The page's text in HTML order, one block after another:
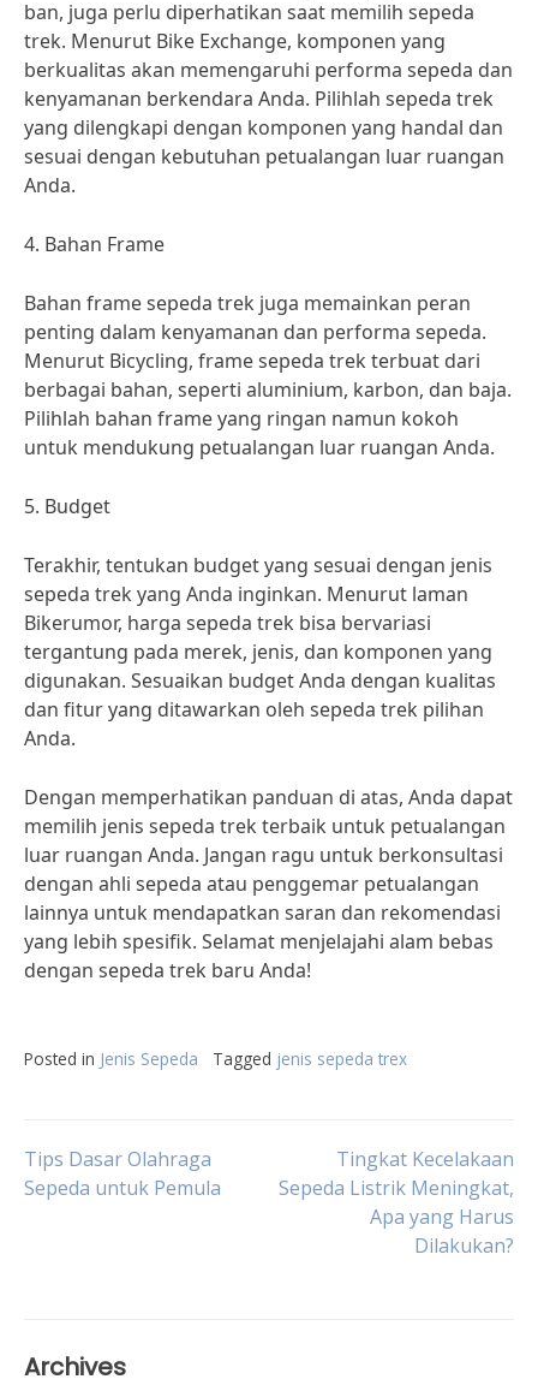
ban, juga perlu diperhatikan saat memilih sepeda
trek. Menurut Bike Exchange, komponen yang
berkualitas akan memengaruhi performa sepeda dan
kenyamanan berkendara Anda. Pilihlah sepeda trek
yang dilengkapi dengan komponen yang handal dan
sesuai dengan kebutuhan petualangan luar ruangan
Anda.
4. Bahan Frame
Bahan frame sepeda trek juga memainkan peran
penting dalam kenyamanan dan performa sepeda.
Menurut Bicycling, frame sepeda trek terbuat dari
berbagai bahan, seperti aluminium, karbon, dan baja.
Pilihlah bahan frame yang ringan namun kokoh
untuk mendukung petualangan luar ruangan Anda.
5. Budget
Terakhir, tentukan budget yang sesuai dengan jenis
sepeda trek yang Anda inginkan. Menurut laman
Bikerumor, harga sepeda trek bisa bervariasi
tergantung pada merek, jenis, dan komponen yang
digunakan. Sesuaikan budget Anda dengan kualitas
dan fitur yang ditawarkan oleh sepeda trek pilihan
Anda.
Dengan memperhatikan panduan di atas, Anda dapat
memilih jenis sepeda trek terbaik untuk petualangan
luar ruangan Anda. Jangan ragu untuk berkonsultasi
dengan ahli sepeda atau penggemar petualangan
lainnya untuk mendapatkan saran dan rekomendasi
yang lebih spesifik. Selamat menjelajahi alam bebas
dengan sepeda trek baru Anda!
Posted in Jenis Sepeda Tagged jenis sepeda trex
Post
Tips Dasar Olahraga
Sepeda untuk Pemula
Tingkat Kecelakaan
Sepeda Listrik Meningkat,
Apa yang Harus
Dilakukan?
Archives